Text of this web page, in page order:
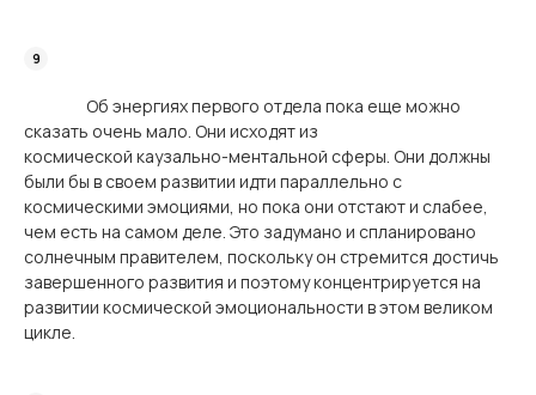
Об энергиях первого отдела пока еще можно
сказать очень мало. Они исходят из
космической каузально-ментальной сферы. Они должны
были бы в своем развитии идти параллельно с
космическими эмоциями, но пока они отстают и слабее,
чем есть на самом деле. Это задумано и спланировано
солнечным правителем, поскольку он стремится достичь
завершенного развития и поэтому концентрируется на
развитии космической эмоциональности в этом великом
цикле.